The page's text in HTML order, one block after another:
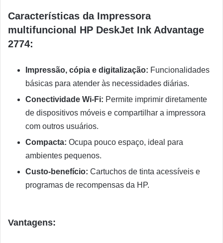
Características da Impressora
multifuncional HP DeskJet Ink Advantage
2774:
Impressão, cópia e digitalização: Funcionalidades
básicas para atender às necessidades diárias.
Conectividade Wi-Fi: Permite imprimir diretamente
de dispositivos móveis e compartilhar a impressora
com outros usuários.
Compacta: Ocupa pouco espaço, ideal para
ambientes pequenos.
Custo-benefício: Cartuchos de tinta acessíveis e
programas de recompensas da HP.
Vantagens: